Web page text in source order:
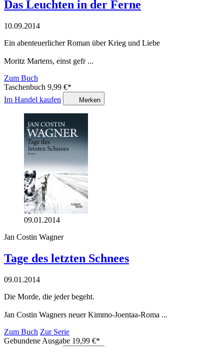
Das Leuchten in der Ferne
10.09.2014
Ein abenteuerlicher Roman über Krieg und Liebe
Moritz Martens, einst gefr ...
Zum Buch
Taschenbuch 9,99 €*
Im Handel kaufen
Merken
09.01.2014
Jan Costin Wagner
Tage des letzten Schnees
09.01.2014
Die Morde, die jeder begeht.
Jan Costin Wagners neuer Kimmo-Joentaa-Roma ...
Zum Buch Zur Serie
Gebundene Ausgabe 19,99 €*